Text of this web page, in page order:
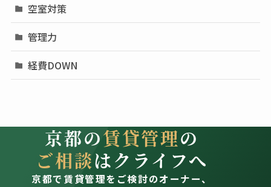
空室対策
管理力
経費DOWN
京都の賃貸管理の
ご相談はクライフへ
京都で賃貸管理をご検討のオーナー、